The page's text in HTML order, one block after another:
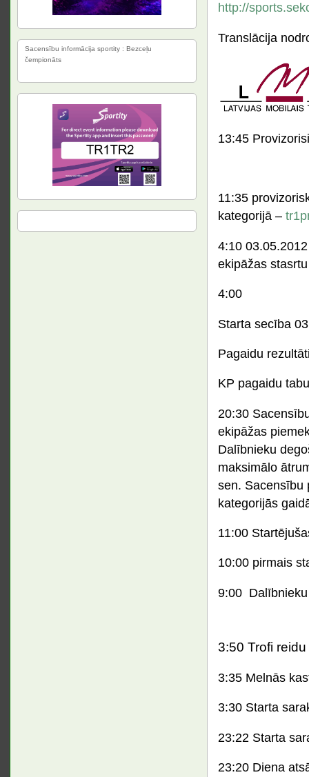
http://
Translācija
13:45
11:35
kategorijā –
4:10
ekipāžas
4:00
Starta secība
Pagaidu
KP pagaidu
20:30
ekipāžas
Dalībnieku
maksimālo
sen. Sacensību
kategorijās
11:00
10:00 pirmais
9:00
3:50 Trofi
3:35 Melnās
3:30 Starta
23:22 Starta
23:20 Diena
Sacensību informācija sportity : Bezceļu
čempionāts